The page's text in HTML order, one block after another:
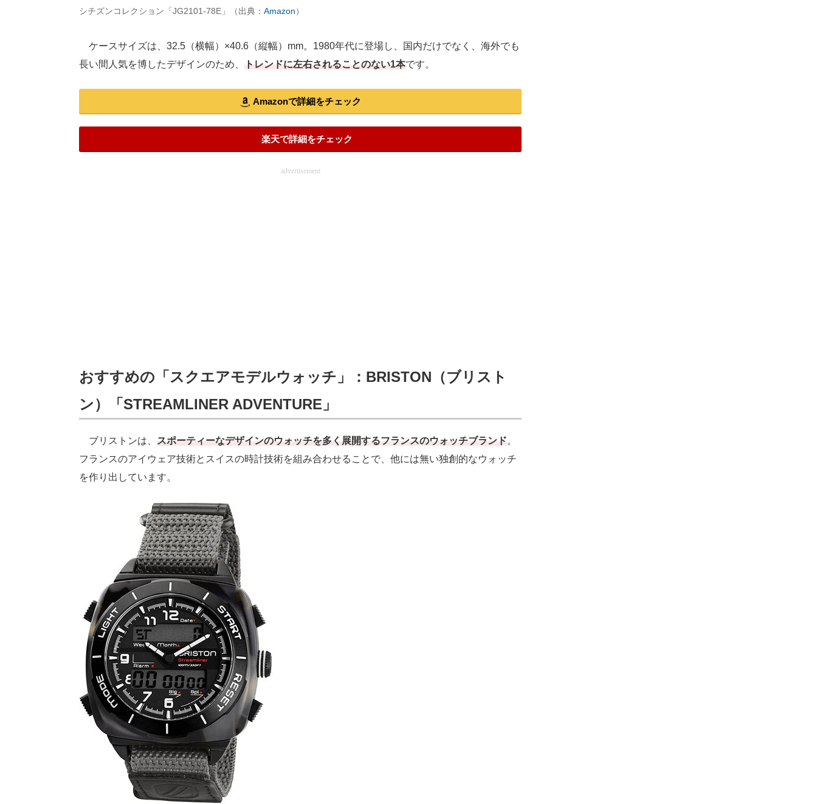
シチズンコレクション「JG2101-78E」（出典： Amazon）
ケースサイズは、32.5（横幅）×40.6（縦幅）mm。1980年代に登場し、国内だけでなく、海外でも
長い間人気を博したデザインのため、 トレンドに左右されることのない1本です。
Amazonで詳細をチェック
楽天で詳細をチェック
advertisement
おすすめの「スクエアモデルウォッチ」：BRISTON（ブリスト
ン）「STREAMLINER ADVENTURE」
ブリストンは、 スポーティーなデザインのウォッチを多く展開するフランスのウォッチブランド。
フランスのアイウェア技術とスイスの時計技術を組み合わせることで、他には無い独創的なウォッチ
を作り出しています。